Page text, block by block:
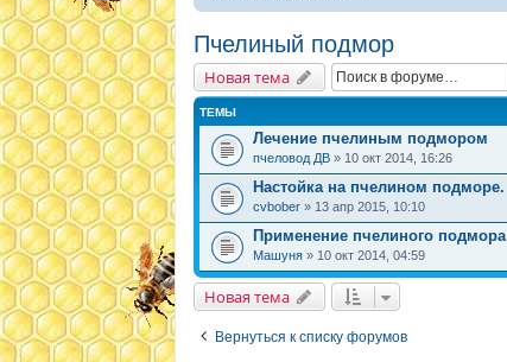
Пчелиный подмор
Новая тема
ТЕМЫ
Лечение пчелиным подмором
пчеловод ДВ » 10 окт 2014, 16:26
Настойка на пчелином подморе.
cvbober » 13 апр 2015, 10:10
Применение пчелиного подмора
Машуня » 10 окт 2014, 04:59
Новая тема
Вернуться к списку форумов